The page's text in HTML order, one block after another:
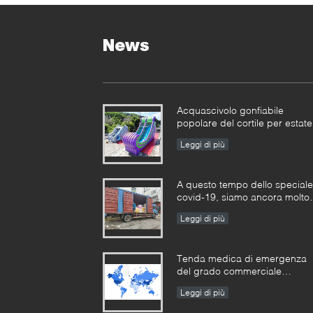
News
Acquascivolo gonfiabile
popolare del cortile per estate
Leggi di più
A questo tempo dello speciale
covid-19, siamo ancora molto
produzione gonfiabile dei
Leggi di più
Tenda medica di emergenza
del grado commerciale
all'aperto gonfiabile portatile
Leggi di più